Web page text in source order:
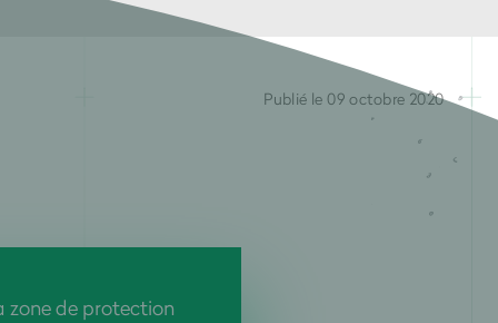
zone de protection
Publié le 09 octobre 2020